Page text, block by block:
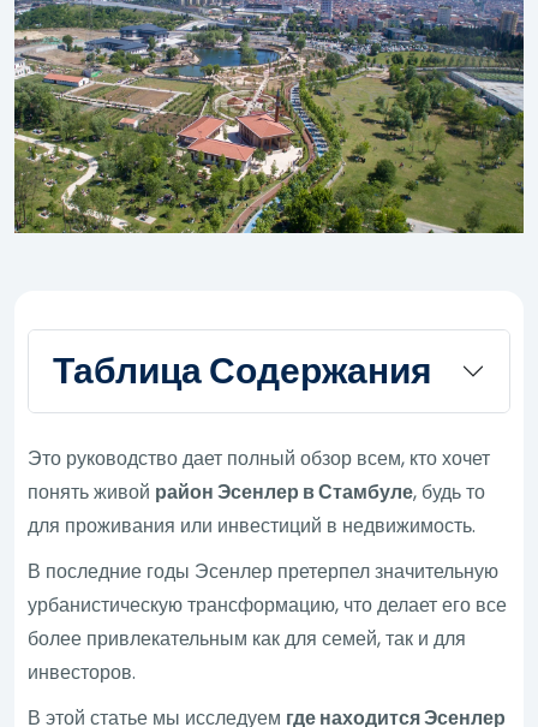
Таблица Содержания
Это руководство дает полный обзор всем, кто хочет
понять живой район Эсенлер в Стамбуле, будь то
для проживания или инвестиций в недвижимость.
В последние годы Эсенлер претерпел значительную
урбанистическую трансформацию, что делает его все
более привлекательным как для семей, так и для
инвесторов.
В этой статье мы исследуем где находится Эсенлер